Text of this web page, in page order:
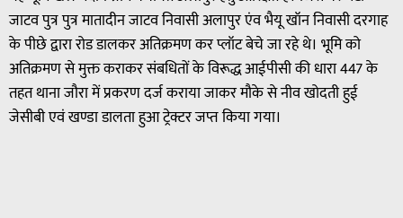
जाटव पुत्र पुत्र मातादीन जाटव निवासी अलापुर एंव भैयू खॉन निवासी दरगाह
के पीछे द्वारा रोड डालकर अतिक्रमण कर प्लॉट बेचे जा रहे थे। भूमि को
अतिक्रमण से मुक्त कराकर संबधितों के विरूद्ध आईपीसी की धारा 447 के
तहत थाना जौरा में प्रकरण दर्ज कराया जाकर मौके से नीव खोदती हुई
जेसीबी एवं खण्डा डालता हुआ ट्रेक्टर जप्त किया गया।